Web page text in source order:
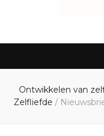
Ontwikkelen van
Zelfliefde /